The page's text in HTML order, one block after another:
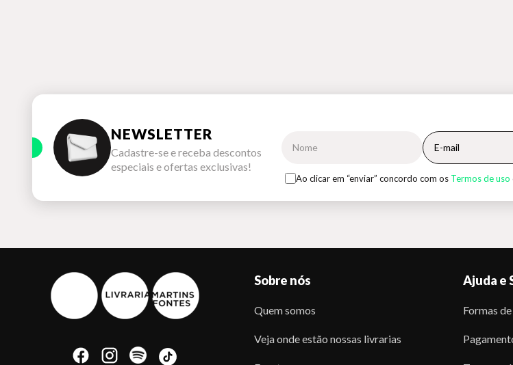
NEWSLETTER
Cadastre-se e receba descontos
especiais e ofertas exclusivas!
Ao clicar em “enviar” concordo com os Termos de uso
Sobre nós
Quem somos
Veja onde estão nossas livrarias
Ajuda e
Formas